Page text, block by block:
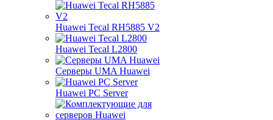
Huawei Tecal RH5885 V2
Huawei Tecal L2800
Серверы UMA Huawei
Huawei PC Server